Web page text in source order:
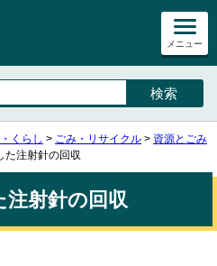
メニュー
くらし > ごみ・リサイクル > 資源とごみ
た注射針の回収
注射針の回収